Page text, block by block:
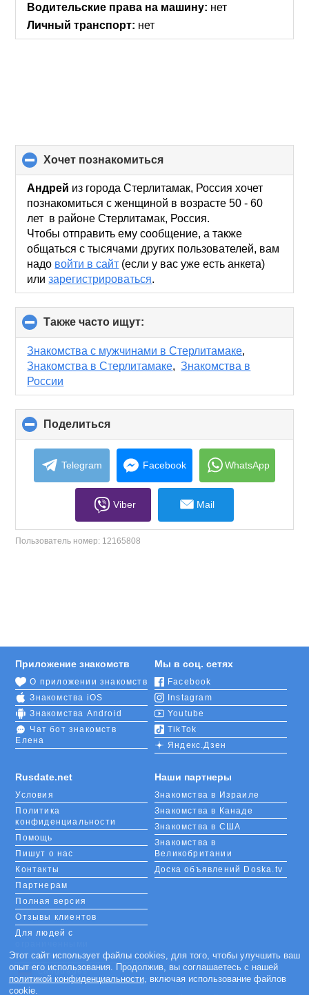
Водительские права на машину: нет
Личный транспорт: нет
хочет познакомиться
to
collapse
contents
Андрей из города Стерлитамак, Россия хочет
познакомиться с женщиной в возрасте 50 - 60
лет в районе Стерлитамак, Россия.
Чтобы отправить ему сообщение, а также
общаться с тысячами других пользователей, вам
надо войти в сайт (если у вас уже есть анкета)
илизарегистрироваться.
Также часто ищут:
to
collapse
contents
Знакомства с мужчинами в Стерлитамаке,
Знакомства в Стерлитамаке,Знакомства в
России
Поделиться
to
collapse
contents
Telegram Facebook WhatsApp
Viber Mail
Пользователь номер: 12165808
Rusdate.net
Условия
Политика
конфиденциальности
Помощь
Пишут о нас
Контакты
Партнерам
Полная версия
Отзывы клиентов
Для людей с
возможностями
Languages
Приложение знакомств
О приложении знакомств
Знакомства iOS
Знакомства Android
Чат бот знакомств
Елена
Мы в соц. сетях
Facebook
Instagram
Youtube
TikTok
Яндекс.Дзен
Наши партнеры
Знакомства в Израиле
Знакомства в Канаде
Знакомства в США
Знакомства в
Великобритании
Доска объявлений Doska.tv
Этот сайт использует файлы cookies, для того, чтобы улучшить ваш
опыт его использования. Продолжив, вы соглашаетесь с нашей
политикой конфиденциальности, включая использование файлов
cookie.